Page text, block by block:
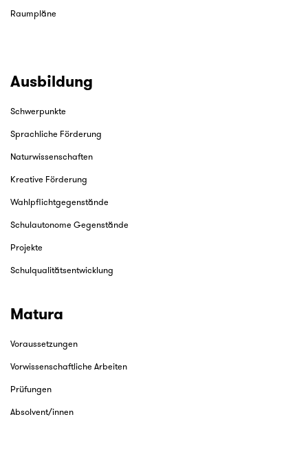
Raumpläne
Ausbildung
Schwerpunkte
Sprachliche Förderung
Naturwissenschaften
Kreative Förderung
Wahlpflichtgegenstände
Schulautonome Gegenstände
Projekte
Schulqualitätsentwicklung
Matura
Voraussetzungen
Vorwissenschaftliche Arbeiten
Prüfungen
Absolvent/innen